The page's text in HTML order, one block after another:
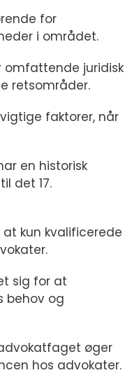
for
i området.
omfattende juridisk
retsområder.
faktorer, når
en historisk
det 17.
at kun kvalificerede
sig for at
behov og
øger
hos advokater.